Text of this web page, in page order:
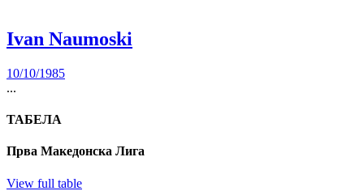
Ivan Naumoski
10/10/1985
...
ТАБЕЛА
Прва Македонска Лига
View full table